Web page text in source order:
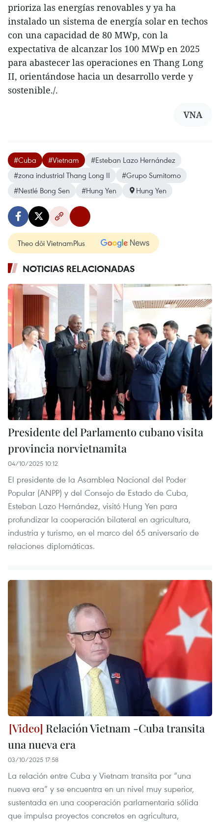
prioriza las energías renovables y ya ha
instalado un sistema de energía solar en techos
con una capacidad de 80 MWp, con la
expectativa de alcanzar los 100 MWp en 2025
para abastecer las operaciones en Thang Long
II, orientándose hacia un desarrollo verde y
sostenible./.
VNA
#Cuba #Vietnam
#Esteban Lazo Hernández
#zona industrial Thang Long II
#Grupo Sumitomo
#Nestlé Bong Sen
#Hung Yen Hung Yen
Theo dõi VietnamPlus
NOTICIAS RELACIONADAS
Presidente del Parlamento cubano visita
provincia norvietnamita
04/10/2025 10:12
El presidente de la Asamblea Nacional del Poder
Popular (ANPP) y del Consejo de Estado de Cuba,
Esteban Lazo Hernández, visitó Hung Yen para
profundizar la cooperación bilateral en agricultura,
industria y turismo, en el marco del 65 aniversario de
relaciones diplomáticas.
Relación Vietnam -Cuba transita
una nueva era
03/10/2025 17:58
La relación entre Cuba y Vietnam transita por “una
nueva era” y se encuentra en un nivel muy superior,
sustentada en una cooperación parlamentaria sólida
que impulsa proyectos concretos en agricultura,